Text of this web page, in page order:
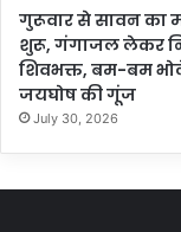
गुरूवार से सावन का
शुरू, गंगाजल लेकर
शिवभक्त, बम-बम
जयघोष की गूंज
July 30, 2026